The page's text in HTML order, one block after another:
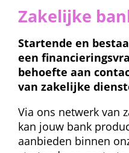
Zakelijke
Startende en
een
behoefte aan
van zakelijke
Via ons netwerk van
kan jouw bank
aanbieden binnen